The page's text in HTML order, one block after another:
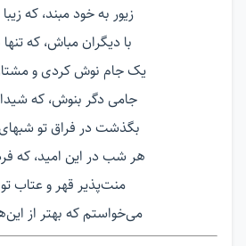
زیور به خود مبند، که
با دیگران مباش، که
یک جام نوش کردی و
جامی دگر بنوش، که
بگذشت در فراق تو
هر شب در این امید، که
منت‌پذیر قهر و عتاب
می‌خواستم که بهتر از